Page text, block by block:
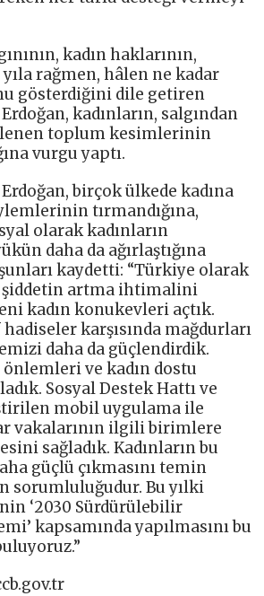
kadın haklarının,
yıla rağmen, hâlen ne kadar
gösterdiğini dile getiren
kadınların, salgından
toplum kesimlerinin
vurgu yaptı.
birçok ülkede kadına
tırmandığına,
olarak kadınların
daha da ağırlaştığına
kaydetti: “Türkiye olarak
şiddetin artma ihtimalini
kadın konukevleri açtık.
karşısında mağdurları
daha da güçlendirdik.
ve kadın dostu
Sosyal Destek Hattı ve
mobil uygulama ile
vakalarının ilgili birimlere
sağladık. Kadınların bu
güçlü çıkmasını temin
sorumluluğudur. Bu yılki
‘2030 Sürdürülebilir
kapsamında yapılmasını bu